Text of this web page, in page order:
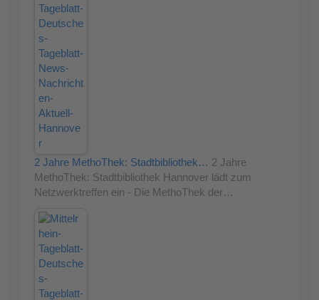
2 Jahre MethoThek: Stadtbibliothek… 2 Jahre
MethoThek: Stadtbibliothek Hannover lädt zum
Netzwerktreffen ein - Die MethoThek der…